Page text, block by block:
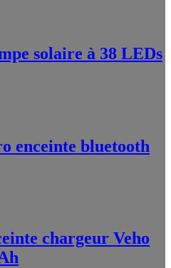
solaire à 38 LEDs
enceinte bluetooth
chargeur Veho